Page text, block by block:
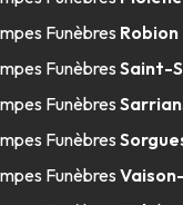
Funèbres Robion
FunèbresSaint-
Funèbres
Funèbres
Funèbres